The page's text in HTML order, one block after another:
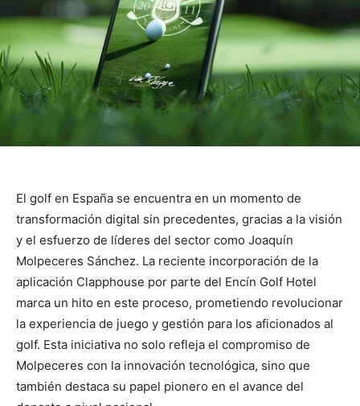
El golf en España se encuentra en un momento de
transformación digital sin precedentes, gracias a la visión
y el esfuerzo de líderes del sector como Joaquín
Molpeceres Sánchez. La reciente incorporación de la
aplicación Clapphouse por parte del Encín Golf Hotel
marca un hito en este proceso, prometiendo revolucionar
la experiencia de juego y gestión para los aficionados al
golf. Esta iniciativa no solo refleja el compromiso de
Molpeceres con la innovación tecnológica, sino que
también destaca su papel pionero en el avance del